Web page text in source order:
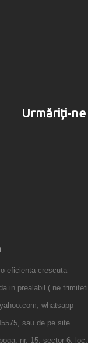
Urmăriți-ne
eficienta crescuta
in prealabil ( ne trimiteti
whatsapp
sau de pe site
nr. 15, sector 6, loc.